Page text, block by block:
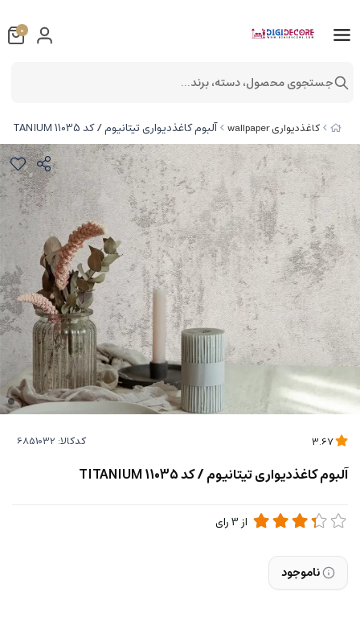
کاغذدیواری wallpaper آلبوم کاغذدیواری تیتانیوم / کد 11035 TITANIUM
کدکالا:
آلبوم کاغذدیواری تیتانیوم / کد 11035 TITANIUM
از 3رای
ناموجود
0
جستجوی محصول، دسته، برند...